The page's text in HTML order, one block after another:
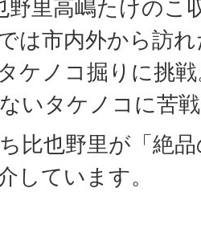
野里高嶋たけのこ
は市内外から訪
ケノコ掘りに挑
いタケノコに苦
比也野里が「絶
しています。